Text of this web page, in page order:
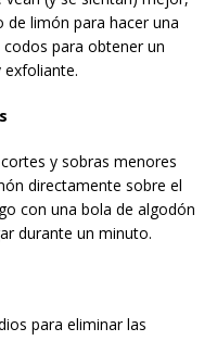
limón para hacer una
para obtener un
y sobras menores
directamente sobre el
con una bola de algodón
durante un minuto.
para eliminar las